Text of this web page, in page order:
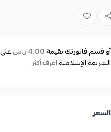
أو قسم فاتورتك بقيمة4.00 ر.س على
الشريعة الإسلاميةاعرف أكثر
السعر